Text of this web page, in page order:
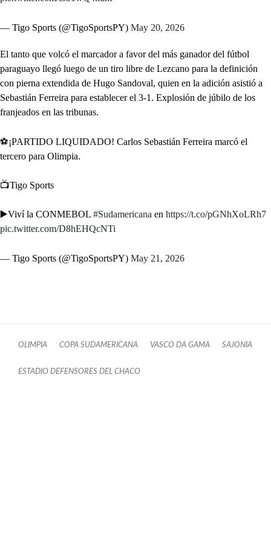
— Tigo Sports (@TigoSportsPY) May 20, 2026
El tanto que volcó el marcador a favor del más ganador del fútbol
paraguayo llegó luego de un tiro libre de Lezcano para la definición
con pierna extendida de Hugo Sandoval, quien en la adición asistió a
Sebastián Ferreira para establecer el 3-1. Explosión de júbilo de los
franjeados en las tribunas.
⚽️¡PARTIDO LIQUIDADO! Carlos Sebastián Ferreira marcó el
tercero para Olimpia.
📺Tigo Sports
▶️Viví la CONMEBOL #Sudamericana en https://t.co/pGNhXoLRh7
pic.twitter.com/D8hEHQcNTi
— Tigo Sports (@TigoSportsPY) May 21, 2026
OLIMPIA COPA SUDAMERICANA VASCO DA GAMA SAJONIA
ESTADIO DEFENSORES DEL CHACO